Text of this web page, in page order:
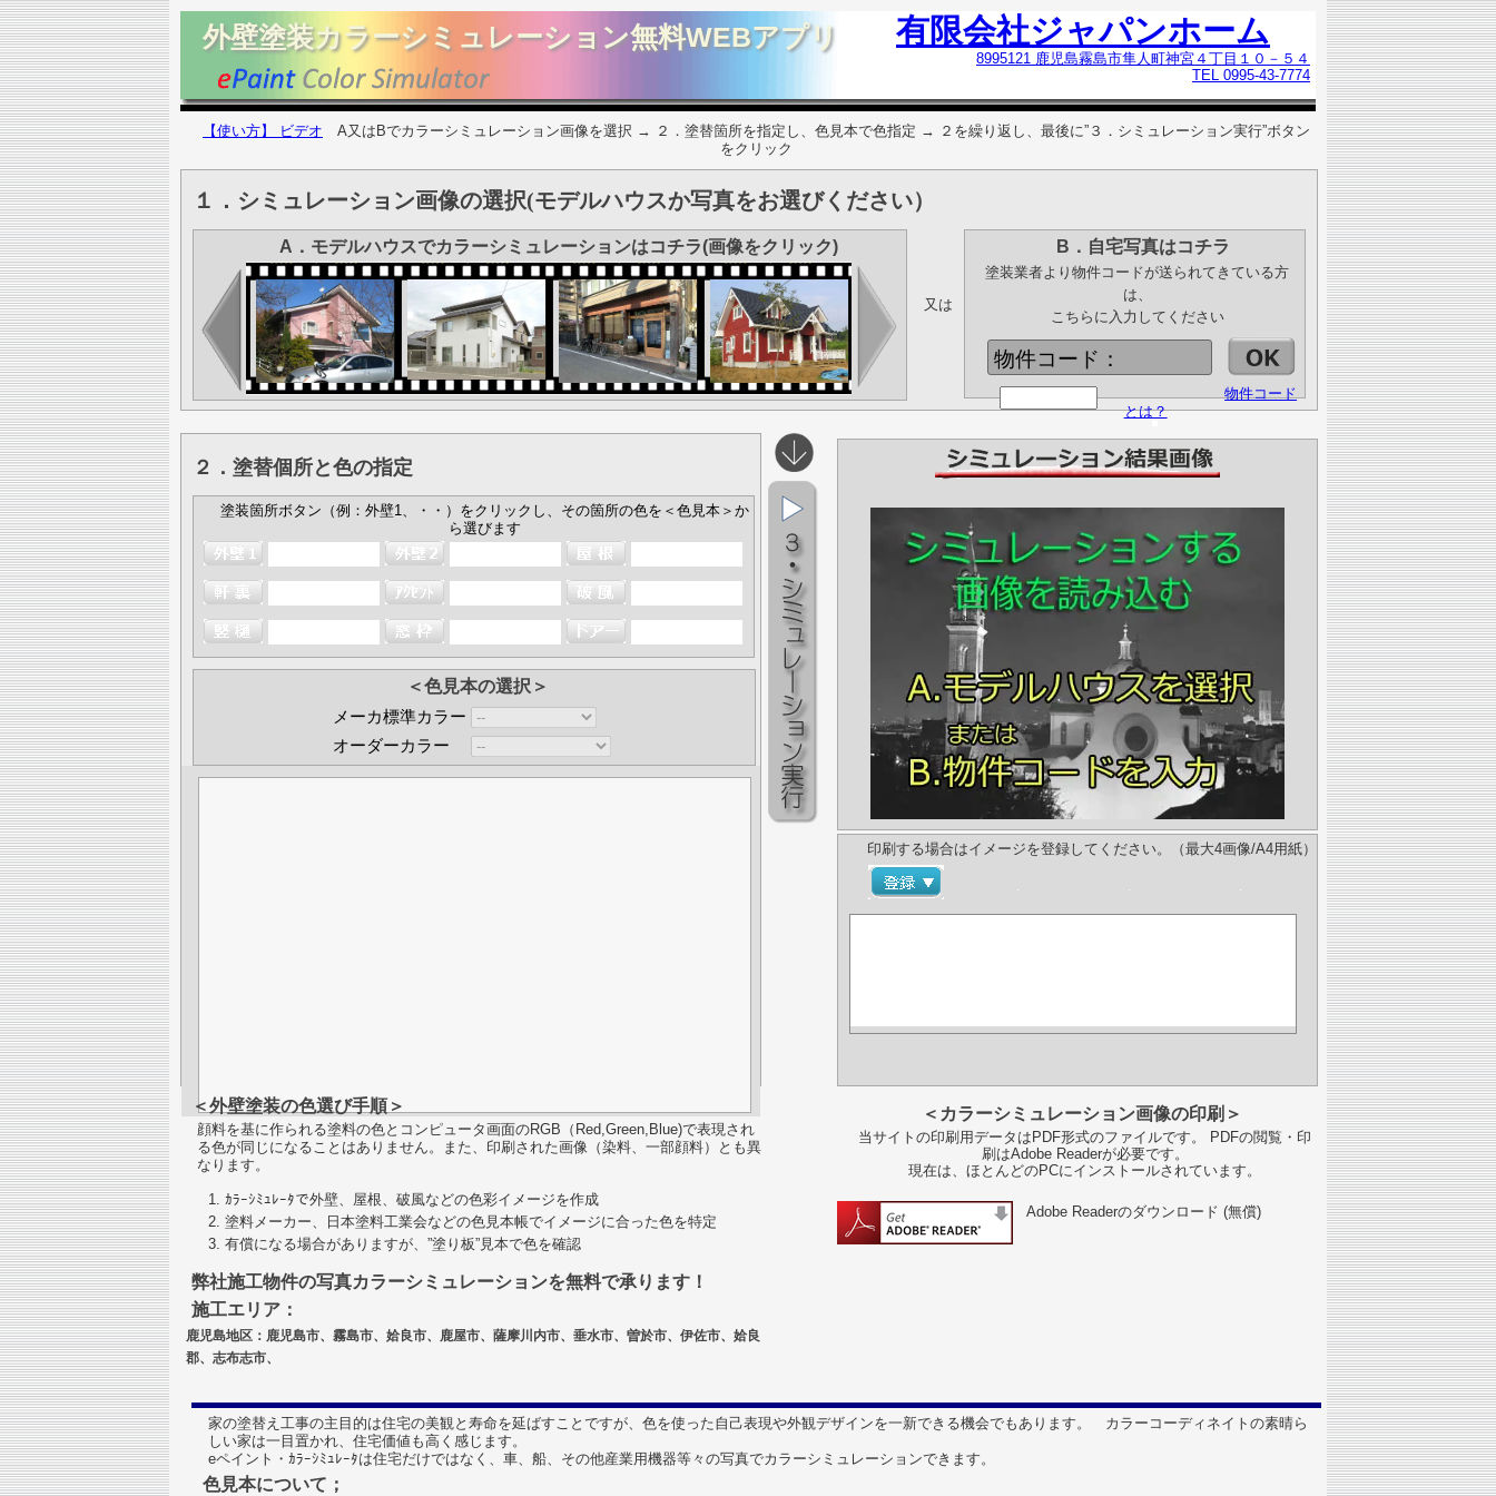
外壁塗装カラーシミュレーション無料WEBアプリ 有限会社ジャパンホーム
8995121 鹿児島霧島市隼人町神宮４丁目１０－５４
TEL 0995-43-7774
【使い方】 ビデオ A又はBでカラーシミュレーション画像を選択 → ２．塗替箇所を指定し、色見本で色指定 → ２を繰り返し、最後に”３．シミュレーション実行”ボタン
をクリック
１．シミュレーション画像の選択(モデルハウスか写真をお選びください）
A．モデルハウスでカラーシミュレーションはコチラ(画像をクリック)
又は
B．自宅写真はコチラ
塗装業者より物件コードが送られてきている方
は、
こちらに入力してください
物件コード：
物件コード
とは？
２．塗替個所と色の指定
塗装箇所ボタン（例：外壁1、・・）をクリックし、その箇所の色を＜色見本＞か
ら選びます
＜色見本の選択＞
メーカ標準カラー
オーダーカラー
＜外壁塗装の色選び手順＞
顔料を基に作られる塗料の色とコンピュータ画面のRGB（Red,Green,Blue)で表現され
る色が同じになることはありません。また、印刷された画像（染料、一部顔料）とも異
なります。
ｶﾗｰｼﾐｭﾚｰﾀで外壁、屋根、破風などの色彩イメージを作成
塗料メーカー、日本塗料工業会などの色見本帳でイメージに合った色を特定
有償になる場合がありますが、”塗り板”見本で色を確認
弊社施工物件の写真カラーシミュレーションを無料で承ります！
施工エリア：
鹿児島地区：鹿児島市、霧島市、姶良市、鹿屋市、薩摩川内市、垂水市、曽於市、伊佐市、姶良
郡、志布志市、
印刷する場合はイメージを登録してください。（最大4画像/A4用紙）
＜カラーシミュレーション画像の印刷＞
当サイトの印刷用データはPDF形式のファイルです。 PDFの閲覧・印
刷はAdobe Readerが必要です。
現在は、ほとんどのPCにインストールされています。
Adobe Readerのダウンロード (無償)
家の塗替え工事の主目的は住宅の美観と寿命を延ばすことですが、色を使った自己表現や外観デザインを一新できる機会でもあります。 カラーコーディネイトの素晴ら
しい家は一目置かれ、住宅価値も高く感じます。
eペイント・ｶﾗｰｼﾐｭﾚｰﾀは住宅だけではなく、車、船、その他産業用機器等々の写真でカラーシミュレーションできます。
色見本について；